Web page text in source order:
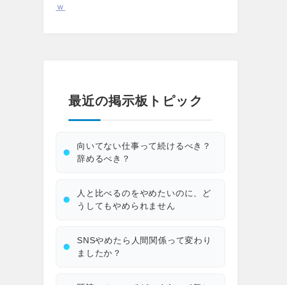
ｗ
最近の掲示板トピック
向いてない仕事って続けるべき？
辞めるべき？
人と比べるのをやめたいのに、ど
うしてもやめられません
SNSやめたら人間関係って変わり
ましたか？